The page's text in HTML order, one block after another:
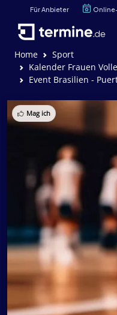
Für Anbieter
Home
Sport
Kalender Frauen
Event Brasilien -
Mag ich